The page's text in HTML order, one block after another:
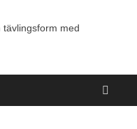
tävlingsform med